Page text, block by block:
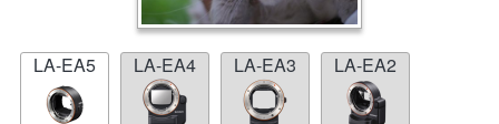
LA-EA5 LA-EA4 LA-EA3 LA-EA2